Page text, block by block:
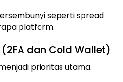
seperti spread
platform.
dan Cold Wallet)
prioritas utama.